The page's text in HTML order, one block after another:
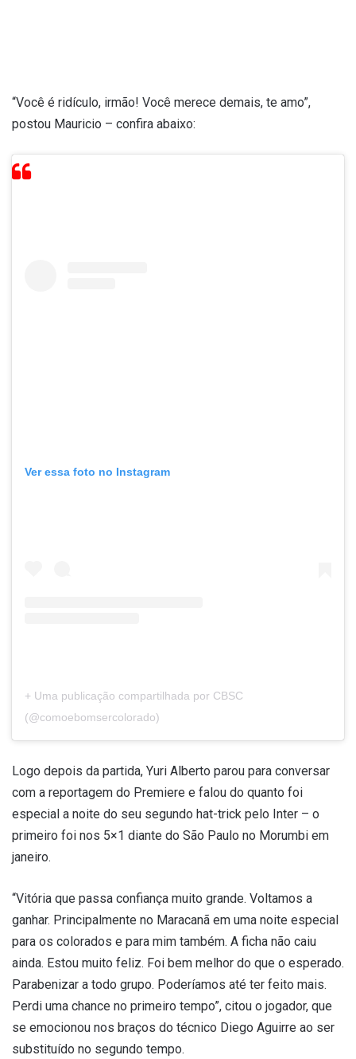
“Você é ridículo, irmão! Você merece demais, te amo”,
postou Mauricio – confira abaixo:
Ver essa foto no Instagram
+ Uma publicação compartilhada por CBSC
(@comoebomsercolorado)
Logo depois da partida, Yuri Alberto parou para conversar
com a reportagem do Premiere e falou do quanto foi
especial a noite do seu segundo hat-trick pelo Inter – o
primeiro foi nos 5×1 diante do São Paulo no Morumbi em
janeiro.
“Vitória que passa confiança muito grande. Voltamos a
ganhar. Principalmente no Maracanã em uma noite especial
para os colorados e para mim também. A ficha não caiu
ainda. Estou muito feliz. Foi bem melhor do que o esperado.
Parabenizar a todo grupo. Poderíamos até ter feito mais.
Perdi uma chance no primeiro tempo”, citou o jogador, que
se emocionou nos braços do técnico Diego Aguirre ao ser
substituído no segundo tempo.